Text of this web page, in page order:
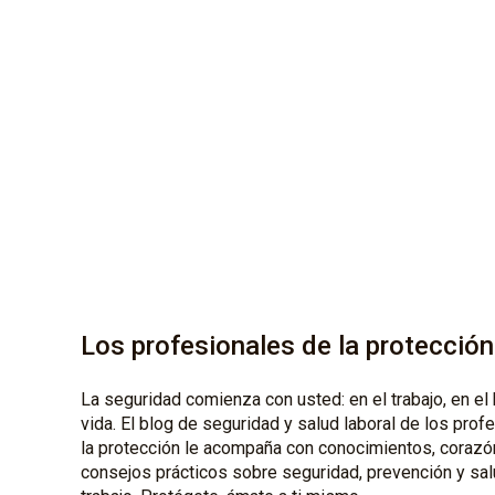
Los profesionales de la protección
La seguridad comienza con usted: en el trabajo, en el
vida. El blog de seguridad y salud laboral de los
la protección le acompaña con conocimientos,
consejos prácticos sobre seguridad, prevención y